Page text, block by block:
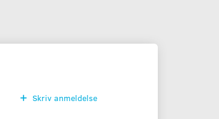
Skriv anmeldelse